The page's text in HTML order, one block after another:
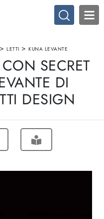
> LETTI > KUNA LEVANTE
SECRET
DI
DESIGN